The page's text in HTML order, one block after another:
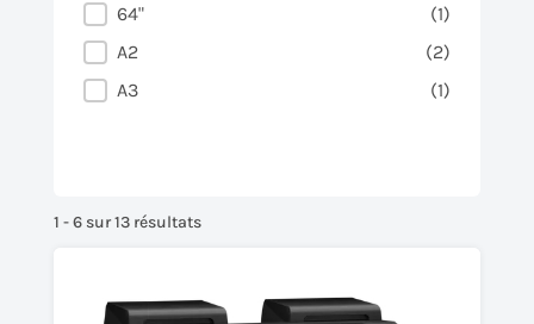
64"
(1)
A2
(2)
A3
(1)
1 - 6 sur 13 résultats